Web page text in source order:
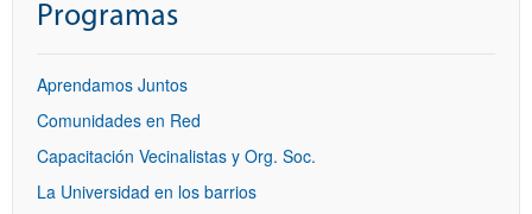
Programas
Aprendamos Juntos
Comunidades en Red
Capacitación Vecinalistas y Org. Soc.
La Universidad en los barrios